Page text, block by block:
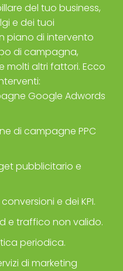
del tuo business,
e dei tuoi
piano di intervento
di campagna,
molti altri fattori. Ecco
Google Adwords
di campagne PPC
pubblicitario e
e dei KPI.
e traffico non valido.
periodica.
di marketing